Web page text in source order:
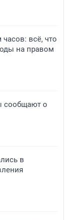
всё, что
на правом
сообщают о
в